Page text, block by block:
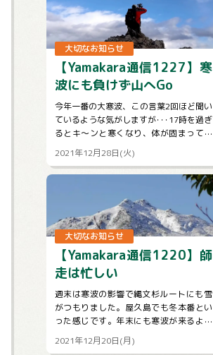
大切なお知らせ
【Yamakara通信1227】寒
波にも負けず山へGo
今年一番の大寒波、この言葉2回ほど聞い
ているような気がしますが･･･17時を過ぎ
るとキ～ンと寒くなり、体が固まってし
まいそうになります。そんな時こそ体を
動かしてぽかぽかにしないとだめ...
2021年12月28日(火)
大切なお知らせ
【Yamakara通信1220】師
走は忙しい
週末は寒波の影響で縄文杉ルートにも雪
がつもりました。屋久島でも冬本番とい
った感じです。年末にも寒波が来るよう
で雪が深まる地域も多そうですね。今週
のメルマガはnewツアーや屋久島ツアー...
2021年12月20日(月)